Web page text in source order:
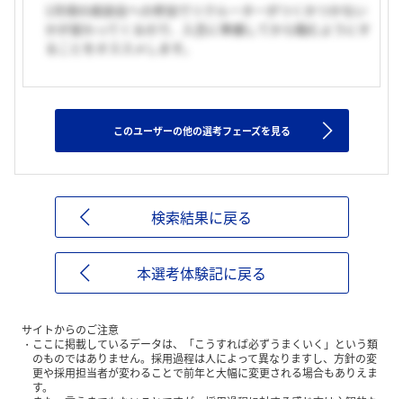
1月頃の座談会への参加でリクルーターがつくかつかない
かが変わってくるので、入念に準備してから臨むようにす
ることをオススメします。
このユーザーの他の選考フェーズを見る
検索結果に戻る
本選考体験記に戻る
サイトからのご注意
ここに掲載しているデータは、「こうすれば必ずうまくいく」という類
のものではありません。採用過程は人によって異なりますし、方針の変
更や採用担当者が変わることで前年と大幅に変更される場合もありえま
す。